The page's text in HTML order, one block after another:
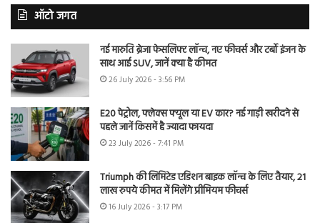
ऑटो जगत
नई मारुति ब्रेजा फेसलिफ्ट लॉन्च, नए फीचर्स और टर्बो इंजन के
साथ आई SUV, जानें क्या है कीमत
26 July 2026 - 3:56 PM
E20 पेट्रोल, फ्लेक्स फ्यूल या EV कार? नई गाड़ी खरीदने से
पहले जानें किसमें है ज्यादा फायदा
23 July 2026 - 7:41 PM
Triumph की लिमिटेड एडिशन बाइक लॉन्च के लिए तैयार, 21
लाख रुपये कीमत में मिलेंगे प्रीमियम फीचर्स
16 July 2026 - 3:17 PM